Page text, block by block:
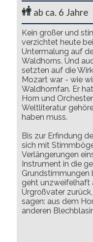
ab ca. 6 Jahre
Kein großer und
verzichtet heute
Untermalung auf
Waldhorns. Und
setzten auf die
Mozart war - wie
Waldhornfan. Er
Horn und
Weltliteratur
haben muss.
Bis zur Erfindung
sich mit
Verlängerungen
Instrument in die
Grundstimmungen
geht unzweifelhaft
Urgroßvater
sagen: aus dem
anderen